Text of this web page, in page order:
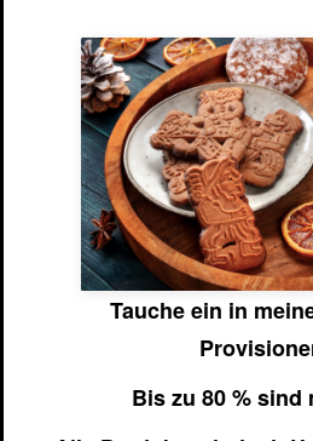
Tauche ein in
Bis zu 80 % sind